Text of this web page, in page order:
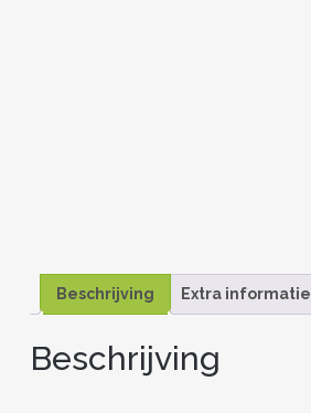
Beschrijving Extra informatie
Beschrijving